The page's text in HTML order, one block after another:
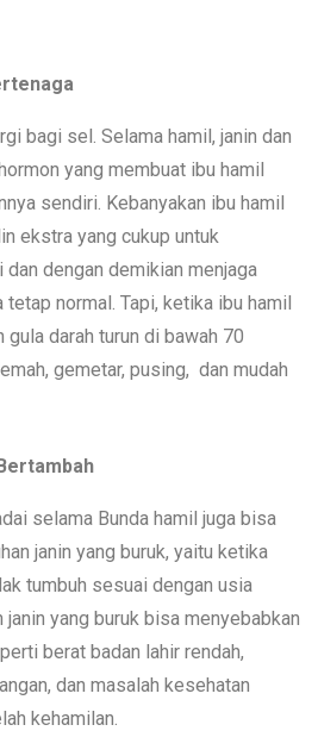
bagi sel. Selama hamil, janin dan
yang membuat ibu hamil
sendiri. Kebanyakan ibu hamil
ekstra yang cukup untuk
dengan demikian menjaga
tetap normal. Tapi, ketika ibu hamil
gula darah turun di bawah 70
gemetar, pusing, dan mudah
selama Bunda hamil juga bisa
janin yang buruk, yaitu ketika
tumbuh sesuai dengan usia
janin yang buruk bisa menyebabkan
berat badan lahir rendah,
dan masalah kesehatan
kehamilan.